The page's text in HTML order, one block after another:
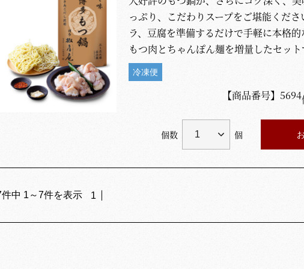
っぷり、こだわりスープをご堪能くだ
ラ、豆腐を準備するだけで手軽に本格的
もつ肉とちゃんぽん麺を増量したセット
冷凍便
【商品番号】 5694
個数 個
件中 1 ～7件を表示 1